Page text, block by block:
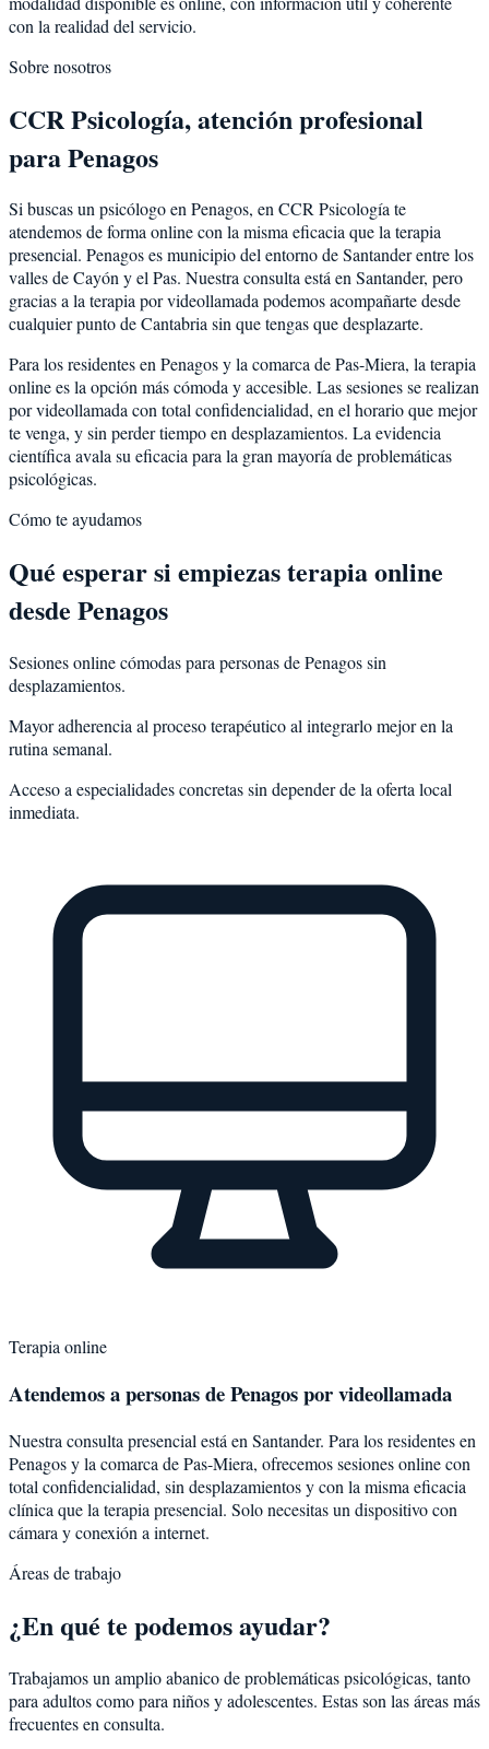
con la realidad del servicio.
Sobre nosotros
CCR Psicología, atención profesional
para Penagos
Si buscas un psicólogo en Penagos, en CCR Psicología te
atendemos de forma online con la misma eficacia que la terapia
presencial. Penagos es municipio del entorno de Santander entre los
valles de Cayón y el Pas. Nuestra consulta está en Santander, pero
gracias a la terapia por videollamada podemos acompañarte desde
cualquier punto de Cantabria sin que tengas que desplazarte.
Para los residentes en Penagos y la comarca de Pas-Miera, la terapia
online es la opción más cómoda y accesible. Las sesiones se realizan
por videollamada con total confidencialidad, en el horario que mejor
te venga, y sin perder tiempo en desplazamientos. La evidencia
científica avala su eficacia para la gran mayoría de problemáticas
psicológicas.
Cómo te ayudamos
Qué esperar si empiezas terapia online
desde Penagos
Sesiones online cómodas para personas de Penagos sin
desplazamientos.
Mayor adherencia al proceso terapéutico al integrarlo mejor en la
rutina semanal.
Acceso a especialidades concretas sin depender de la oferta local
inmediata.
Terapia online
Atendemos a personas dePenagospor videollamada
Nuestra consulta presencial está en Santander. Para los residentes en
Penagosy la comarca dePas-Miera, ofrecemos sesiones online con
total confidencialidad, sin desplazamientos y con la misma eficacia
clínica que la terapia presencial. Solo necesitas un dispositivo con
cámara y conexión a internet.
Áreas de trabajo
¿En qué te podemos ayudar?
Trabajamos un amplio abanico de problemáticas psicológicas, tanto
para adultos como para niños y adolescentes. Estas son las áreas más
frecuentes en consulta.